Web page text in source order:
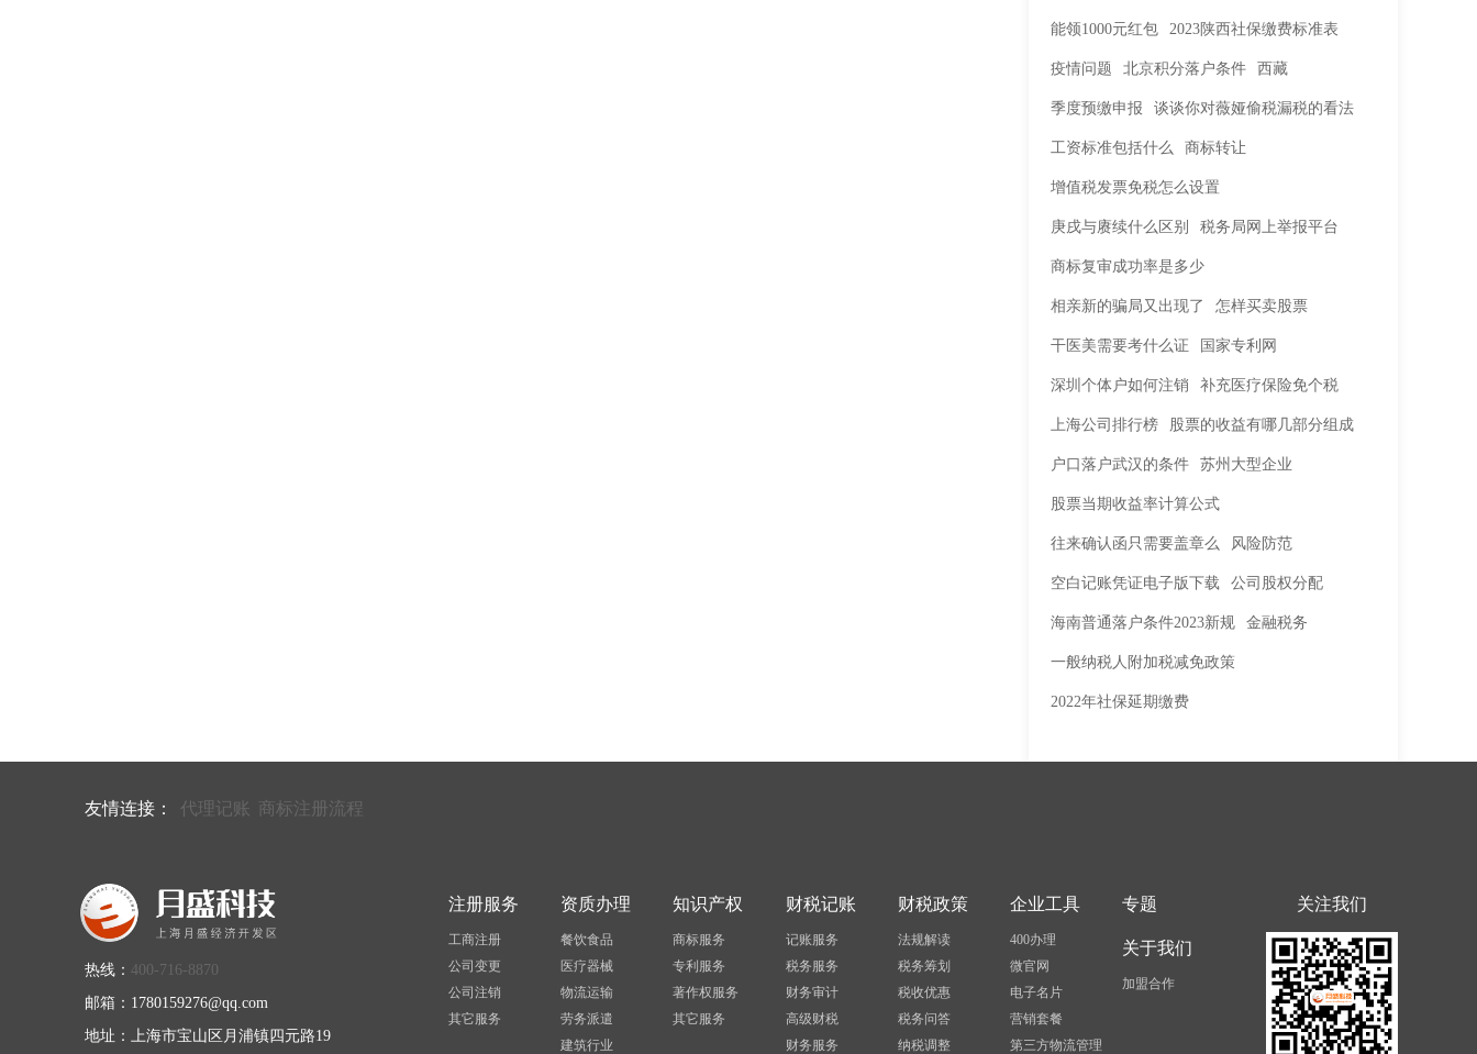
能领1000元红包 2023陕西社保缴费标准表
疫情问题 北京积分落户条件 西藏
季度预缴申报 谈谈你对薇娅偷税漏税的看法
工资标准包括什么 商标转让
增值税发票免税怎么设置
庚戌与赓续什么区别 税务局网上举报平台
商标复审成功率是多少
相亲新的骗局又出现了 怎样买卖股票
干医美需要考什么证 国家专利网
深圳个体户如何注销 补充医疗保险免个税
上海公司排行榜 股票的收益有哪几部分组成
户口落户武汉的条件 苏州大型企业
股票当期收益率计算公式
往来确认函只需要盖章么 风险防范
空白记账凭证电子版下载 公司股权分配
海南普通落户条件2023新规 金融税务
一般纳税人附加税减免政策
2022年社保延期缴费
友情连接： 代理记账 商标注册流程
热线： 400-716-8870
邮箱：1780159276@qq.com
地址：上海市宝山区月浦镇四元路19
注册服务
工商注册
公司变更
公司注销
其它服务
资质办理
餐饮食品
医疗器械
物流运输
劳务派遣
建筑行业
知识产权
商标服务
专利服务
著作权服务
其它服务
财税记账
记账服务
税务服务
财务审计
高级财税
财务服务
财税政策
法规解读
税务筹划
税收优惠
税务问答
纳税调整
企业工具
400办理
微官网
电子名片
营销套餐
第三方物流管理
专题
关于我们
加盟合作
关注我们